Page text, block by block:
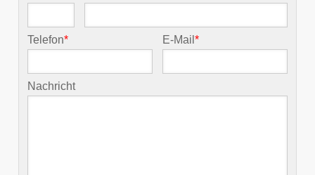
Telefon* E-Mail*
Nachricht